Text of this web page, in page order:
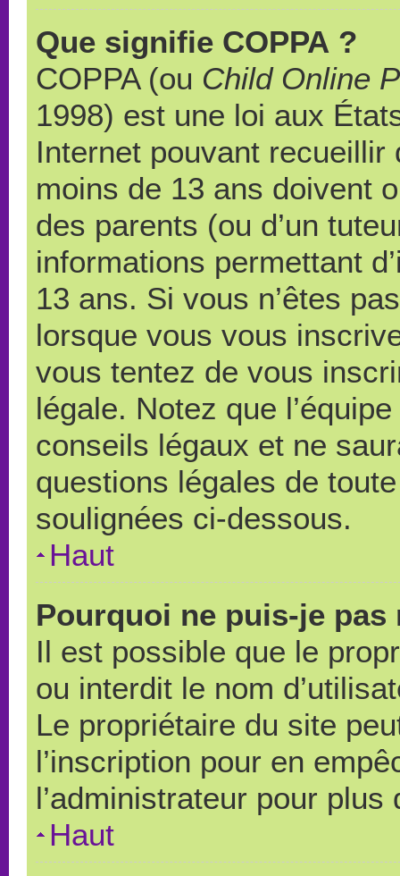
Que signifie COPPA ?
COPPA (ou Child Online
1998) est une loi aux
Internet pouvant
moins de 13 ans doivent
des parents (ou d’un
informations permettant
13 ans. Si vous n’êtes
lorsque vous vous
vous tentez de vous
légale. Notez que
conseils légaux et ne
questions légales de
soulignées ci-dessous.
Haut
Pourquoi ne puis-je pas
Il est possible que le
ou interdit le nom
Le propriétaire du site
l’inscription pour en
l’administrateur pour
Haut